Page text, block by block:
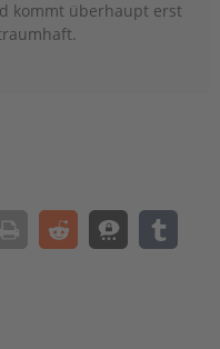
kommt überhaupt erst